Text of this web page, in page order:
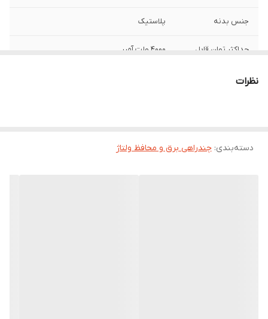
جنس بدنه پلاستیک
حداکثر توان قابل
4000 ولت آمپر
نظرات
دسته‌بندی: چندراهی برق و محافظ ولتاژ